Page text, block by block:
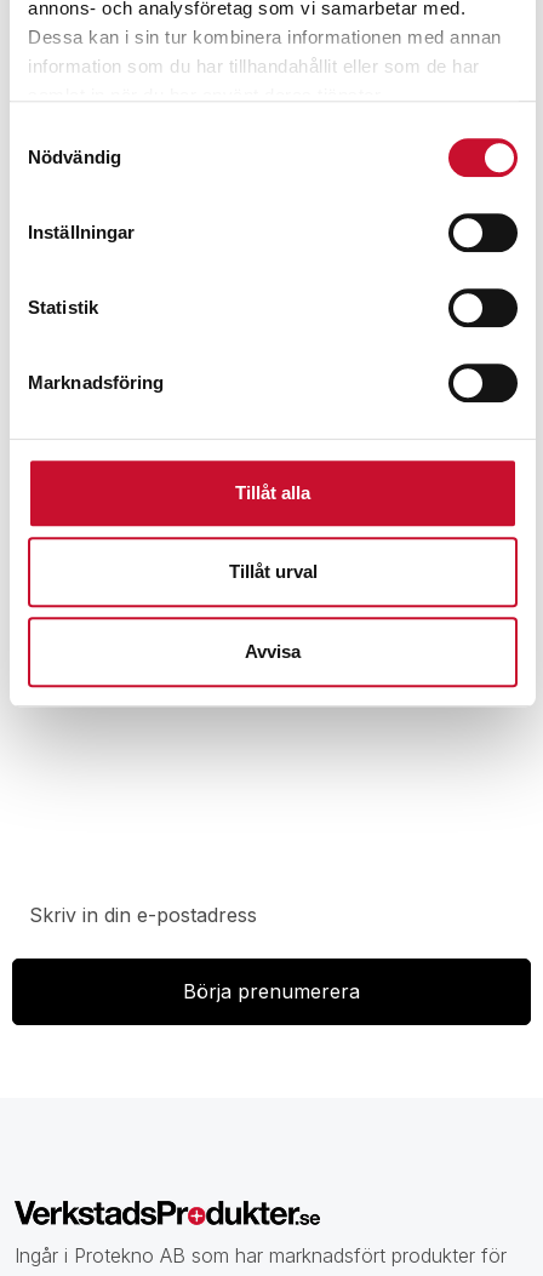
annons- och analysföretag som vi samarbetar med.
Dessa kan i sin tur kombinera informationen med annan
information som du har tillhandahållit eller som de har
Nödvändig
Inställningar
Statistik
Marknadsföring
Tillåt alla
Tillåt urval
Avvisa
Kolvkompressor 5,5 hk 10 bar 150-lit tank
17,990.00kr Exkl. moms
Ingår i Protekno AB som har marknadsfört produkter för